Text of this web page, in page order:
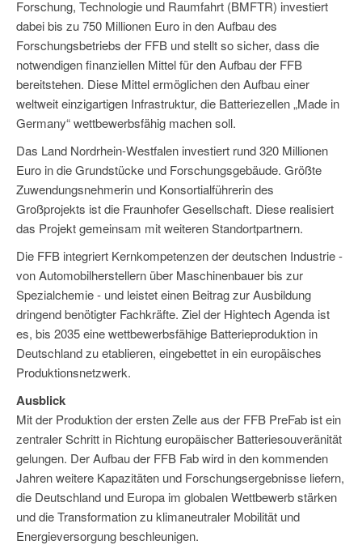
Forschung, Technologie und Raumfahrt (BMFTR) investiert
dabei bis zu 750 Millionen Euro in den Aufbau des
Forschungsbetriebs der FFB und stellt so sicher, dass die
notwendigen finanziellen Mittel für den Aufbau der FFB
bereitstehen. Diese Mittel ermöglichen den Aufbau einer
weltweit einzigartigen Infrastruktur, die Batteriezellen „Made in
Germany“ wettbewerbsfähig machen soll.
Das Land Nordrhein-Westfalen investiert rund 320 Millionen
Euro in die Grundstücke und Forschungsgebäude. Größte
Zuwendungsnehmerin und Konsortialführerin des
Großprojekts ist die Fraunhofer Gesellschaft. Diese realisiert
das Projekt gemeinsam mit weiteren Standortpartnern.
Die FFB integriert Kernkompetenzen der deutschen Industrie -
von Automobilherstellern über Maschinenbauer bis zur
Spezialchemie - und leistet einen Beitrag zur Ausbildung
dringend benötigter Fachkräfte. Ziel der Hightech Agenda ist
es, bis 2035 eine wettbewerbsfähige Batterieproduktion in
Deutschland zu etablieren, eingebettet in ein europäisches
Produktionsnetzwerk.
Ausblick
Mit der Produktion der ersten Zelle aus der FFB PreFab ist ein
zentraler Schritt in Richtung europäischer Batteriesouveränität
gelungen. Der Aufbau der FFB Fab wird in den kommenden
Jahren weitere Kapazitäten und Forschungsergebnisse liefern,
die Deutschland und Europa im globalen Wettbewerb stärken
und die Transformation zu klimaneutraler Mobilität und
Energieversorgung beschleunigen.